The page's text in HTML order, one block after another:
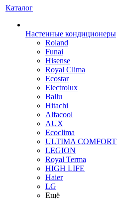
Каталог
Настенные кондиционеры
Roland
Funai
Hisense
Royal Clima
Ecostar
Electrolux
Ballu
Hitachi
Alfacool
AUX
Ecoclima
ULTIMA COMFORT
LEGION
Royal Terma
HIGH LIFE
Haier
LG
Ещё